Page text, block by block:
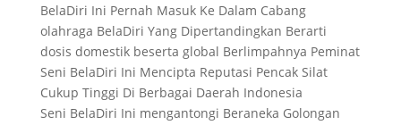
BelaDiri Ini Pernah Masuk Ke Dalam Cabang
olahraga BelaDiri Yang Dipertandingkan Berarti
dosis domestik beserta global Berlimpahnya Peminat
Seni BelaDiri Ini Mencipta Reputasi Pencak Silat
Cukup Tinggi Di Berbagai Daerah Indonesia
Seni BelaDiri Ini mengantongi Beraneka Golongan